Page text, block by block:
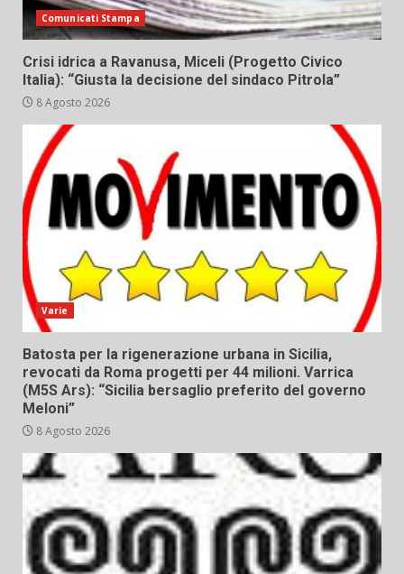
Comunicati Stampa
Crisi idrica a Ravanusa, Miceli (Progetto Civico
Italia): “Giusta la decisione del sindaco Pitrola”
8 Agosto 2026
Varie
Batosta per la rigenerazione urbana in Sicilia,
revocati da Roma progetti per 44 milioni. Varrica
(M5S Ars): “Sicilia bersaglio preferito del governo
Meloni”
8 Agosto 2026